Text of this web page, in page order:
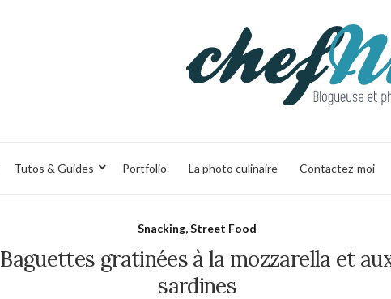
Tutos & Guides Portfolio La photo culinaire Contactez-moi
Snacking, Street Food
Baguettes gratinées à la mozzarella et
sardines